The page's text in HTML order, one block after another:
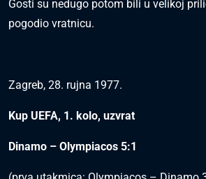
Gosti su nedugo potom bili u velikoj
pogodio vratnicu.
Zagreb, 28. rujna 1977.
Kup UEFA, 1. kolo, uzvrat
Dinamo – Olympiacos 5:1